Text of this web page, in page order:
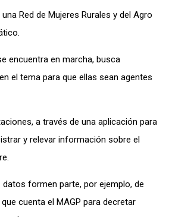
una Red de Mujeres Rurales y del Agro
.
encuentra en marcha, busca
el tema para que ellas sean agentes
, a través de una aplicación para
trar y relevar información sobre el
formen parte, por ejemplo, de
cuenta el MAGP para decretar